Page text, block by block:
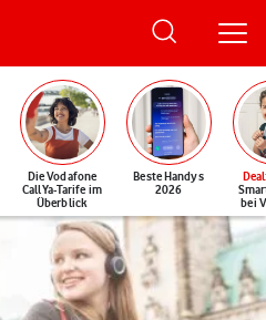
Die Vodafone
CallYa-Tarife im
Überblick
Beste Handys
2026
Deal
bei